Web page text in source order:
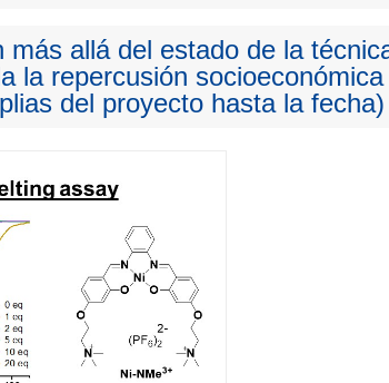
más allá del estado de la
la repercusión
del proyecto hasta la fecha)